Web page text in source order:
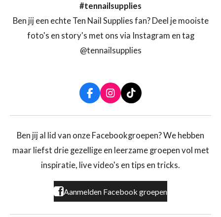
#tennailsupplies
Ben jij een echte Ten Nail Supplies fan? Deel je mooiste
foto's en story's met ons via Instagram en tag
@tennailsupplies
F
a
c
b
o
k
I
n
s
a
r
a
T
i
k
o
Ben jij al lid van onze Facebookgroepen? We hebben
maar liefst drie gezellige en leerzame groepen vol met
inspiratie, live video's en tips en tricks.
Aanmelden Facebook groepen